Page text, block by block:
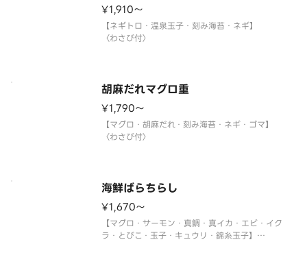
¥1,910〜
【ネギトロ・温泉玉子・刻み海苔・ネギ】
〈わさび付〉
胡麻だれマグロ重
¥1,790〜
【マグロ・胡麻だれ・刻み海苔・ネギ・ゴマ】
〈わさび付〉
海鮮ばらちらし
¥1,670〜
【マグロ・サーモン・真鯛・真イカ・エビ・イク
ラ・とびこ・玉子・キュウリ・錦糸玉子】